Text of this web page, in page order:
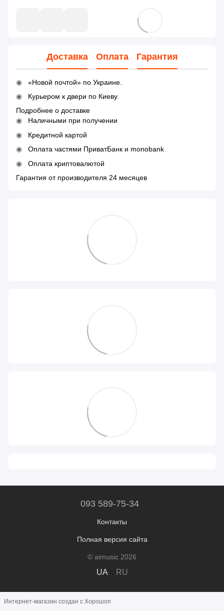
Доставка Оплата Гарантия
«Новой почтой» по Украине.
Курьером к двери по Киеву.
Подробнее о доставке
Наличными при получении
Кредитной картой
Оплата частями ПриватБанк и monobank
Оплата криптовалютой
Гарантия от производителя 24 месяцев
093 589-75-34
Контакты
Полная версия сайта
© aimusic 2026
UA RU
Интернет-магазин создан с Хорошоп